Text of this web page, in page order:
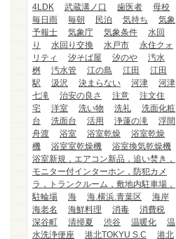
4LDK
武蔵溝ノ口 歯医者
母校
毎日雨
毎朝 民泊 気持ち
気象
予報士
気象庁 気象条件
水回
り
水回り交換 水戸市
永住クォ
リティ
汐そば屋 汐のや
汚水
桝
汚水管 江の島 江田
江田
駅
汲沢 決まらない 河津
河津
七滝
治安の良さ 注意
注文住
宅
洋室 洗い物 洗礼
洗面化粧
台
洗面台 活用 浄蓮の滝
浮間
舟渡
浴室 浴室乾燥
浴室乾燥
機
浴室室乾燥機
浴室換気乾燥機
浴室新規，エアコン新品，追い焚き，
モニター付インターホン，防犯カメ
ラ，トランクルーム，敷地内駐車場，
駐輪場
海 海.横浜.青葉区
海岸
海老名
海鮮料理 消毒
消費税
深谷町
清掃夏 渋谷 温暖化
温
水洗浄便座
港北TOKYU S.C
港北